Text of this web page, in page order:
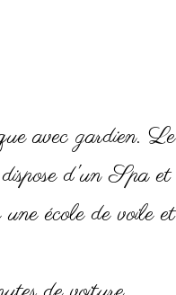
avec gardien. Le
d'un Spa et
école de voile et